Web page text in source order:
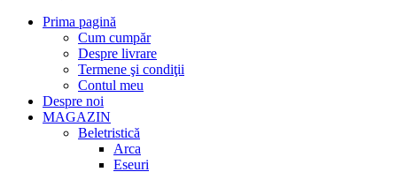
Prima pagină
Cum cumpăr
Despre livrare
Termene şi condiţii
Contul meu
Despre noi
MAGAZIN
Beletristică
Arca
Eseuri